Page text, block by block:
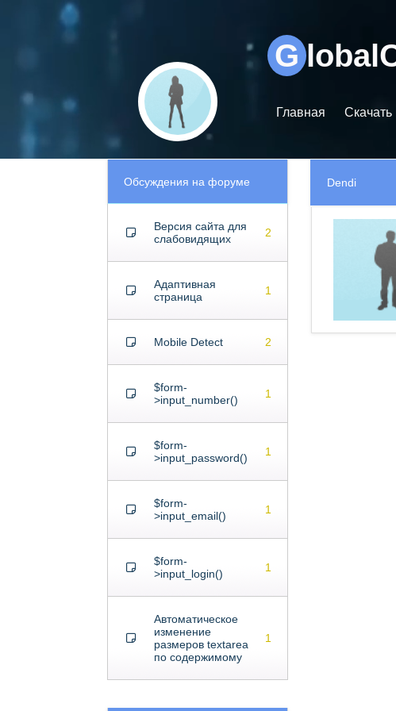
Видеоплеер
G
Главная Скачать
Обсуждения на форуме
Версия сайта для
слабовидящих
2
Адаптивная
страница
1
Mobile Detect 2
$form-
>input_number()
1
$form-
>input_password()
1
$form-
>input_email()
1
$form-
>input_login()
1
Автоматическое
изменение
размеров textarea
по содержимому
1
Dendi